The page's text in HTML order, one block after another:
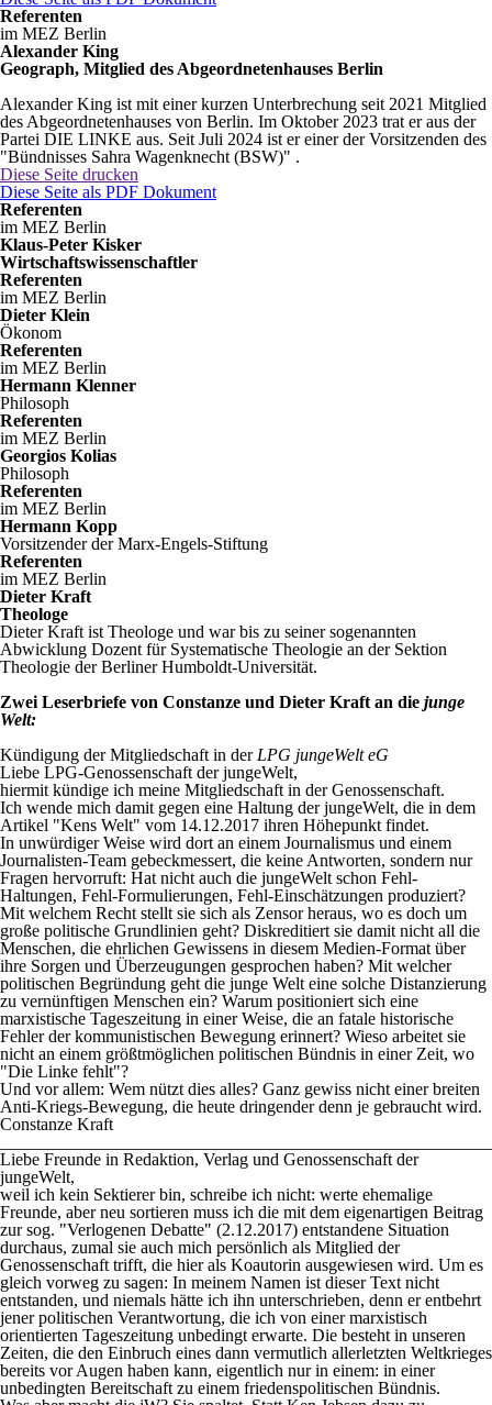
Referenten
im MEZ Berlin
Alexander King
Geograph, Mitglied des Abgeordnetenhauses Berlin
Alexander King ist mit einer kurzen Unterbrechung seit 2021 Mitglied
des Abgeordnetenhauses von Berlin. Im Oktober 2023 trat er aus der
Partei DIE LINKE aus. Seit Juli 2024 ist er einer der Vorsitzenden des
"Bündnisses Sahra Wagenknecht (BSW)" .
Diese Seite drucken
Diese Seite als PDF Dokument
Referenten
im MEZ Berlin
Klaus-Peter Kisker
Wirtschaftswissenschaftler
Referenten
im MEZ Berlin
Dieter Klein
Ökonom
Referenten
im MEZ Berlin
Hermann Klenner
Philosoph
Referenten
im MEZ Berlin
Georgios Kolias
Philosoph
Referenten
im MEZ Berlin
Hermann Kopp
Vorsitzender der Marx-Engels-Stiftung
Referenten
im MEZ Berlin
Dieter Kraft
Theologe
Dieter Kraft ist Theologe und war bis zu seiner sogenannten
Abwicklung Dozent für Systematische Theologie an der Sektion
Theologie der Berliner Humboldt-Universität.
Zwei Leserbriefe von Constanze und Dieter Kraft an die junge
Welt:
Kündigung der Mitgliedschaft in der LPG jungeWelt eG
Liebe LPG-Genossenschaft der jungeWelt,
hiermit kündige ich meine Mitgliedschaft in der Genossenschaft.
Ich wende mich damit gegen eine Haltung der jungeWelt, die in dem
Artikel "Kens Welt" vom 14.12.2017 ihren Höhepunkt findet.
In unwürdiger Weise wird dort an einem Journalismus und einem
Journalisten-Team gebeckmessert, die keine Antworten, sondern nur
Fragen hervorruft: Hat nicht auch die jungeWelt schon Fehl-
Haltungen, Fehl-Formulierungen, Fehl-Einschätzungen produziert?
Mit welchem Recht stellt sie sich als Zensor heraus, wo es doch um
große politische Grundlinien geht? Diskreditiert sie damit nicht all die
Menschen, die ehrlichen Gewissens in diesem Medien-Format über
ihre Sorgen und Überzeugungen gesprochen haben? Mit welcher
politischen Begründung geht die junge Welt eine solche Distanzierung
zu vernünftigen Menschen ein? Warum positioniert sich eine
marxistische Tageszeitung in einer Weise, die an fatale historische
Fehler der kommunistischen Bewegung erinnert? Wieso arbeitet sie
nicht an einem größtmöglichen politischen Bündnis in einer Zeit, wo
"Die Linke fehlt"?
Und vor allem: Wem nützt dies alles? Ganz gewiss nicht einer breiten
Anti-Kriegs-Bewegung, die heute dringender denn je gebraucht wird.
Constanze Kraft
Liebe Freunde in Redaktion, Verlag und Genossenschaft der
jungeWelt,
weil ich kein Sektierer bin, schreibe ich nicht: werte ehemalige
Freunde, aber neu sortieren muss ich die mit dem eigenartigen Beitrag
zur sog. "Verlogenen Debatte" (2.12.2017) entstandene Situation
durchaus, zumal sie auch mich persönlich als Mitglied der
Genossenschaft trifft, die hier als Koautorin ausgewiesen wird. Um es
gleich vorweg zu sagen: In meinem Namen ist dieser Text nicht
entstanden, und niemals hätte ich ihn unterschrieben, denn er entbehrt
jener politischen Verantwortung, die ich von einer marxistisch
orientierten Tageszeitung unbedingt erwarte. Die besteht in unseren
Zeiten, die den Einbruch eines dann vermutlich allerletzten Weltkrieges
bereits vor Augen haben kann, eigentlich nur in einem: in einer
unbedingten Bereitschaft zu einem friedenspolitischen Bündnis.